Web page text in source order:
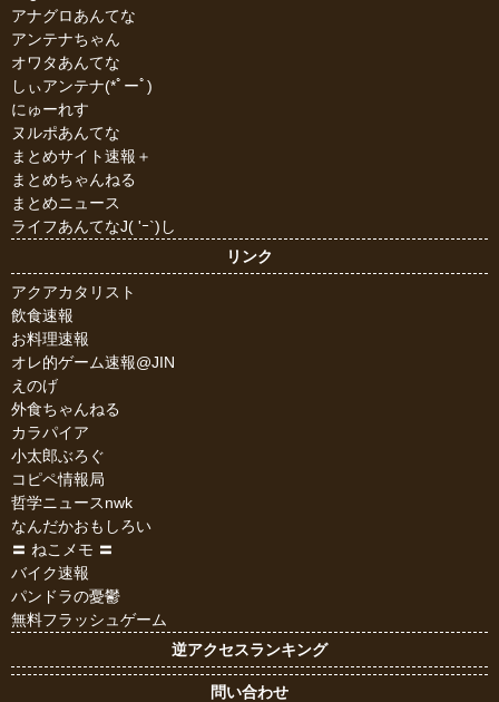
アナグロあんてな
アンテナちゃん
オワタあんてな
しぃアンテナ(*ﾟーﾟ)
にゅーれす
ヌルポあんてな
まとめサイト速報＋
まとめちゃんねる
まとめニュース
ライフあんてなJ( 'ｰ`)し
リンク
アクアカタリスト
飲食速報
お料理速報
オレ的ゲーム速報@JIN
えのげ
外食ちゃんねる
カラパイア
小太郎ぶろぐ
コピペ情報局
哲学ニュースnwk
なんだかおもしろい
〓 ねこメモ 〓
バイク速報
パンドラの憂鬱
無料フラッシュゲーム
逆アクセスランキング
問い合わせ